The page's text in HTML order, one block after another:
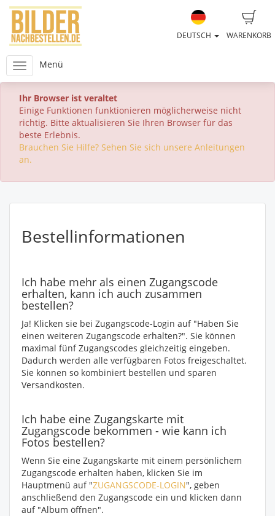
WARENKORB
DEUTSCH
Menü
Ihr Browser ist veraltet
Einige Funktionen funktionieren möglicherweise nicht
richtig. Bitte aktualisieren Sie Ihren Browser für das
beste Erlebnis.
Brauchen Sie Hilfe? Sehen Sie sich unsere Anleitungen
an.
Bestellinformationen
Ich habe mehr als einen Zugangscode
erhalten, kann ich auch zusammen
bestellen?
Ja! Klicken sie bei Zugangscode-Login auf "Haben Sie
einen weiteren Zugangscode erhalten?". Sie können
maximal fünf Zugangscodes gleichzeitig eingeben.
Dadurch werden alle verfügbaren Fotos freigeschaltet.
Sie können so kombiniert bestellen und sparen
Versandkosten.
Ich habe eine Zugangskarte mit
Zugangscode bekommen - wie kann ich
Fotos bestellen?
Wenn Sie eine Zugangskarte mit einem persönlichem
Zugangscode erhalten haben, klicken Sie im
Hauptmenü auf "ZUGANGSCODE-LOGIN", geben
anschließend den Zugangscode ein und klicken dann
auf "Album öffnen".